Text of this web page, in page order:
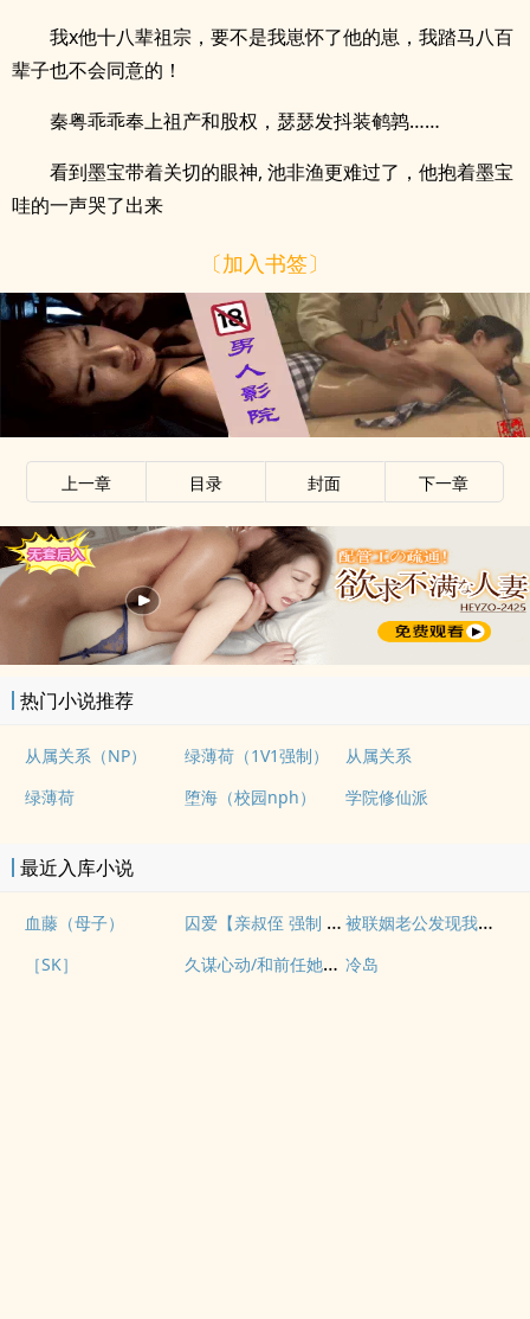
我x他十八辈祖宗，要不是我崽怀了他的崽，我踏马八百
辈子也不会同意的！
秦粤乖乖奉上祖产和股权，瑟瑟发抖装鹌鹑……
看到墨宝带着关切的眼神, 池非渔更难过了，他抱着墨宝
哇的一声哭了出来
〔加入书签〕
上一章 目录 封面 下一章
热门小说推荐
从属关系（NP） 绿薄荷（1V1强制）
从属关系
绿薄荷
堕海（校园nph） 学院修仙派
最近入库小说
血藤（母子） 囚爱【亲叔侄 强制 1v1 H】 被联姻老公发现我写po文后
［SK］ 久谋心动/和前任她小姨先婚后爱 冷岛